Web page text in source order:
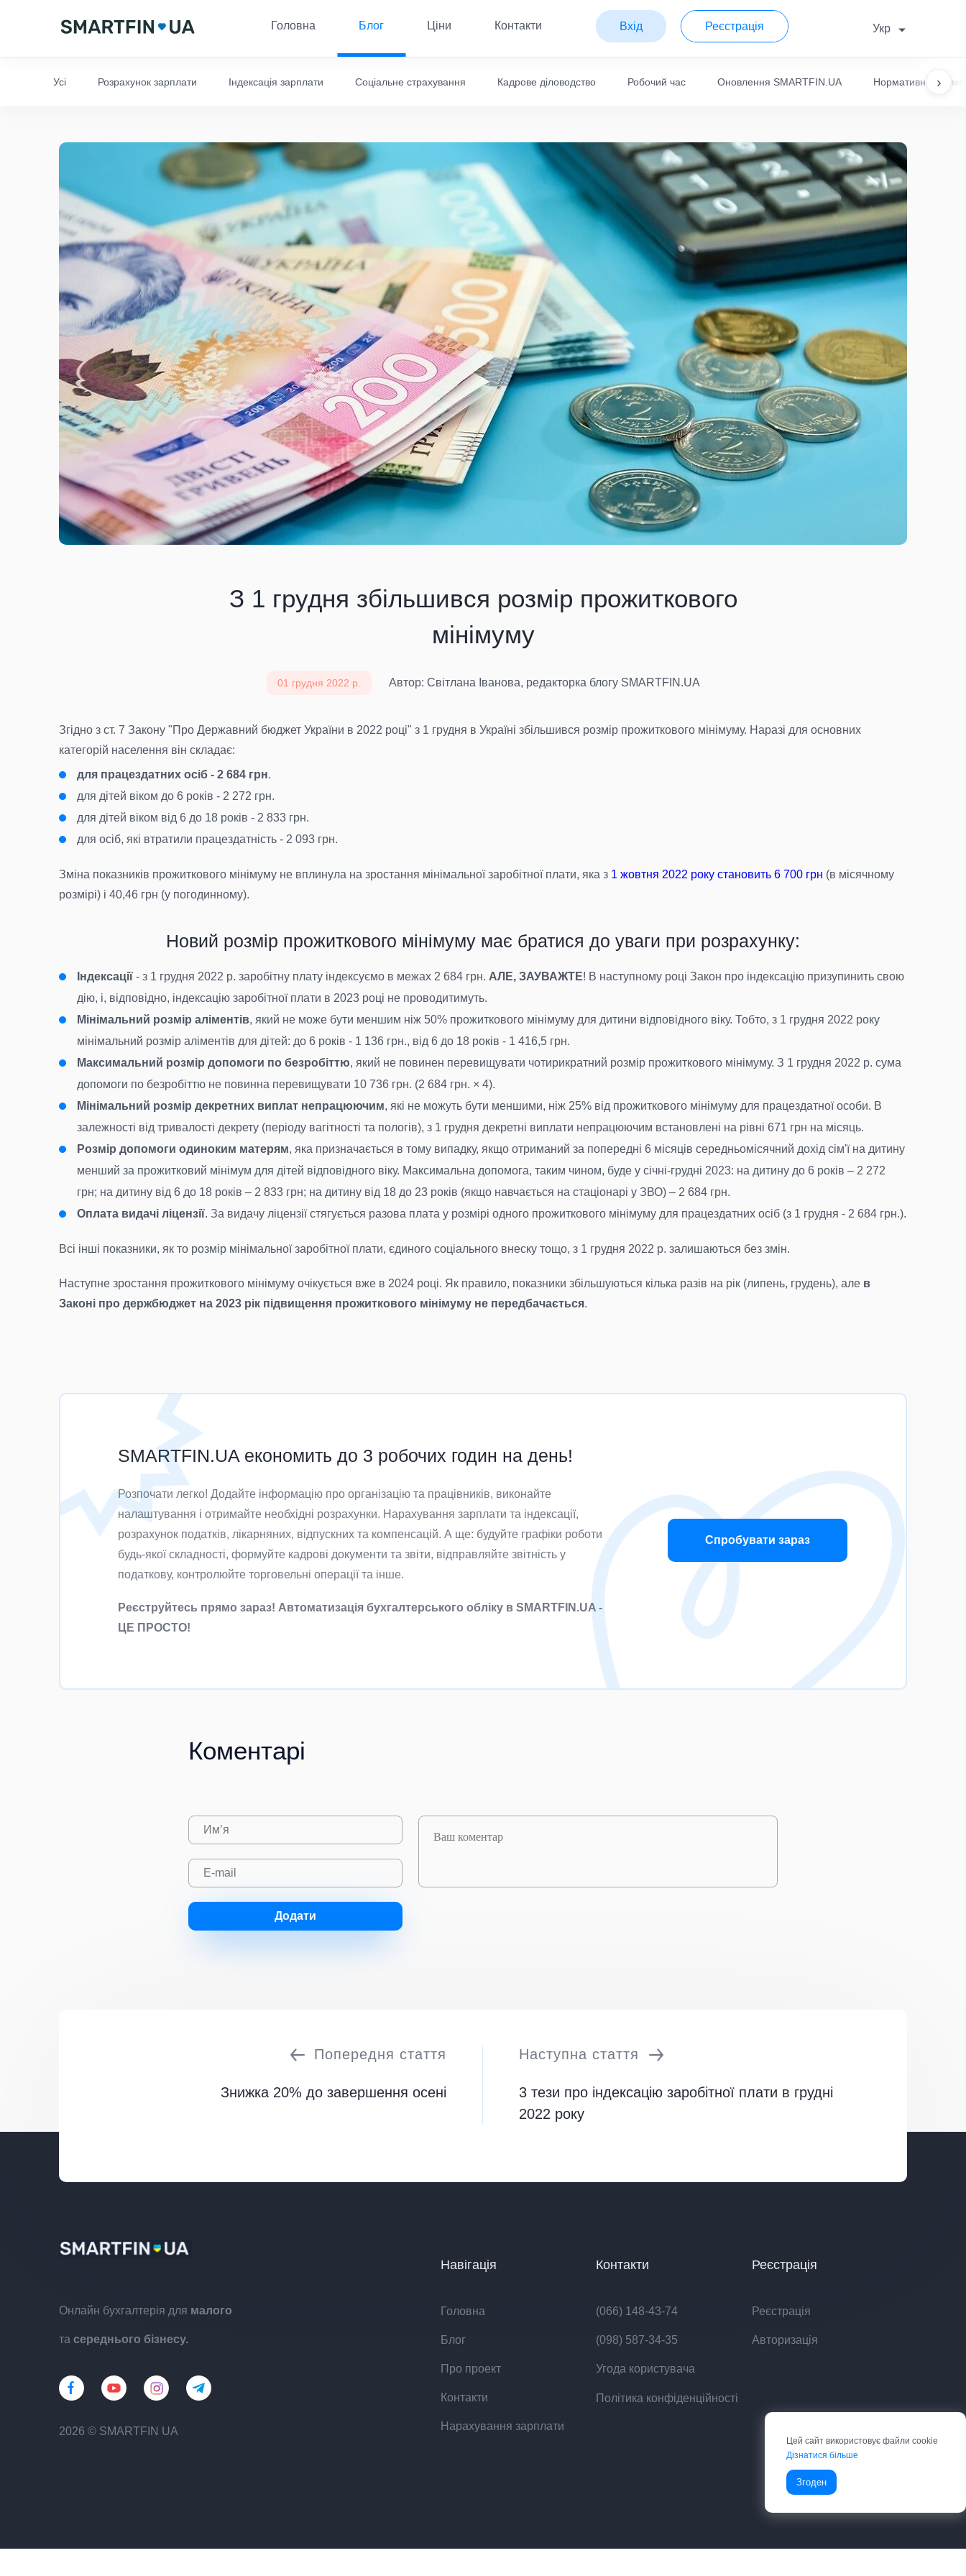
Головна Блог Ціни Контакти Вхід Реєстрація Укр
›
Усі Розрахунок зарплати Індексація зарплати Соціальне страхування Кадрове діловодство Робочий час Оновлення SMARTFIN.UA Нормативні
З 1 грудня збільшився розмір прожиткового
мінімуму
01 грудня 2022 р. Автор: Світлана Іванова, редакторка блогу SMARTFIN.UA
Згідно з ст. 7 Закону "Про Державний бюджет України в 2022 році" з 1 грудня в Україні збільшився розмір прожиткового мінімуму. Наразі для основних
категорій населення він складає:
для працездатних осіб - 2 684 грн.
для дітей віком до 6 років - 2 272 грн.
для дітей віком від 6 до 18 років - 2 833 грн.
для осіб, які втратили працездатність - 2 093 грн.
Зміна показників прожиткового мінімуму не вплинула на зростання мінімальної заробітної плати, яка з 1 жовтня 2022 року становить 6 700 грн (в місячному
розмірі) і 40,46 грн (у погодинному).
Новий розмір прожиткового мінімуму має братися до уваги при розрахунку:
Індексації - з 1 грудня 2022 р. заробітну плату індексуємо в межах 2 684 грн. АЛЕ, ЗАУВАЖТЕ! В наступному році Закон про індексацію призупинить свою
дію, і, відповідно, індексацію заробітної плати в 2023 році не проводитимуть.
Мінімальний розмір аліментів, який не може бути меншим ніж 50% прожиткового мінімуму для дитини відповідного віку. Тобто, з 1 грудня 2022 року
мінімальний розмір аліментів для дітей: до 6 років - 1 136 грн., від 6 до 18 років - 1 416,5 грн.
Максимальний розмір допомоги по безробіттю, який не повинен перевищувати чотирикратний розмір прожиткового мінімуму. З 1 грудня 2022 р. сума
допомоги по безробіттю не повинна перевищувати 10 736 грн. (2 684 грн. × 4).
Мінімальний розмір декретних виплат непрацюючим, які не можуть бути меншими, ніж 25% від прожиткового мінімуму для працездатної особи. В
залежності від тривалості декрету (періоду вагітності та пологів), з 1 грудня декретні виплати непрацюючим встановлені на рівні 671 грн на місяць.
Розмір допомоги одиноким матерям, яка призначається в тому випадку, якщо отриманий за попередні 6 місяців середньомісячний дохід сім'ї на дитину
менший за прожитковий мінімум для дітей відповідного віку. Максимальна допомога, таким чином, буде у січні-грудні 2023: на дитину до 6 років – 2 272
грн; на дитину від 6 до 18 років – 2 833 грн; на дитину від 18 до 23 років (якщо навчається на стаціонарі у ЗВО) – 2 684 грн.
Оплата видачі ліцензії. За видачу ліцензії стягується разова плата у розмірі одного прожиткового мінімуму для працездатних осіб (з 1 грудня - 2 684 грн.).
Всі інші показники, як то розмір мінімальної заробітної плати, єдиного соціального внеску тощо, з 1 грудня 2022 р. залишаються без змін.
Наступне зростання прожиткового мінімуму очікується вже в 2024 році. Як правило, показники збільшуються кілька разів на рік (липень, грудень), але в
Законі про держбюджет на 2023 рік підвищення прожиткового мінімуму не передбачається.
SMARTFIN.UA економить до 3 робочих годин на день!
Розпочати легко! Додайте інформацію про організацію та працівників, виконайте
налаштування і отримайте необхідні розрахунки. Нарахування зарплати та індексації,
розрахунок податків, лікарняних, відпускних та компенсацій. А ще: будуйте графіки роботи
будь-якої складності, формуйте кадрові документи та звіти, відправляйте звітність у
податкову, контролюйте торговельні операції та інше.
Реєструйтесь прямо зараз! Автоматизація бухгалтерського обліку в SMARTFIN.UA -
ЦЕ ПРОСТО!
Спробувати зараз
Коментарі
Додати
Попередня стаття
Знижка 20% до завершення осені
Наступна стаття
3 тези про індексацію заробітної плати в грудні
2022 року
Онлайн бухгалтерія для малого
та середнього бізнесу.
2026 © SMARTFIN UA
Навігація
Головна
Блог
Про проект
Контакти
Нарахування зарплати
Контакти
(066) 148-43-74
(098) 587-34-35
Угода користувача
Політика конфіденційності
Реєстрація
Реєстрація
Авторизація
Цей сайт використовує файли cookie
Дізнатися більше
Згоден